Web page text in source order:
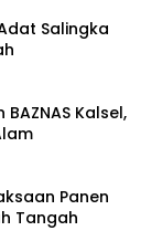
Salingka
Kalsel,
Panen
Tangah